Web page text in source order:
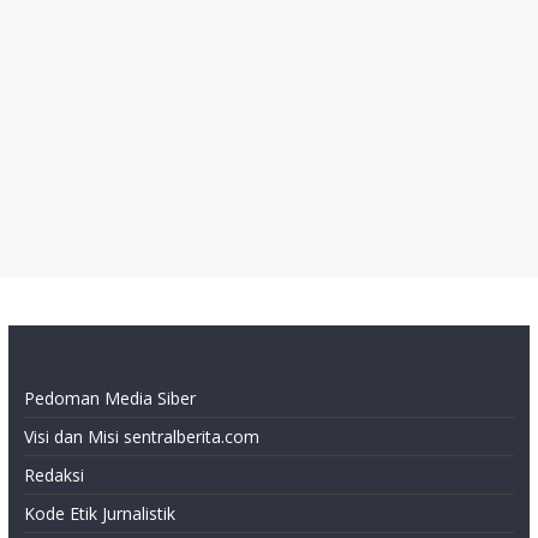
Pedoman Media Siber
Visi dan Misi sentralberita.com
Redaksi
Kode Etik Jurnalistik